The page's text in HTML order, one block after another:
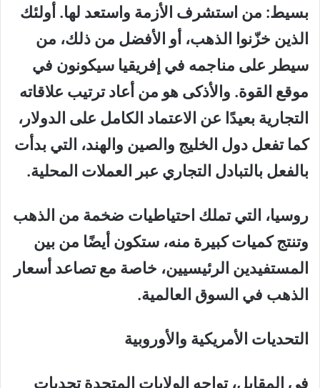
بسيط: من استشرف الأزمة واستعد لها. أولئك
الذين خزّنوا الذهب، أو الأفضل من ذلك، من
سيطر على مناجمه في إفريقيا سيكونون في
موقع القوة. والأذكى هو من أعاد ترتيب علاقاته
التجارية بعيدًا عن الاعتماد الكامل على الدولار،
كما تفعل دول الخليج والصين والهند، التي بدأت
بالفعل بالتبادل التجاري عبر العملات المحلية.
روسيا، التي تملك احتياطيات ضخمة من الذهب
وتنتج كميات كبيرة منه، ستكون أيضًا من بين
المستفيدين الرئيسيين، خاصة مع تصاعد أسعار
الذهب في السوق العالمية.
التحديات الأمريكية والأوروبية
في المقابل، تواجه الولايات المتحدة تحديات